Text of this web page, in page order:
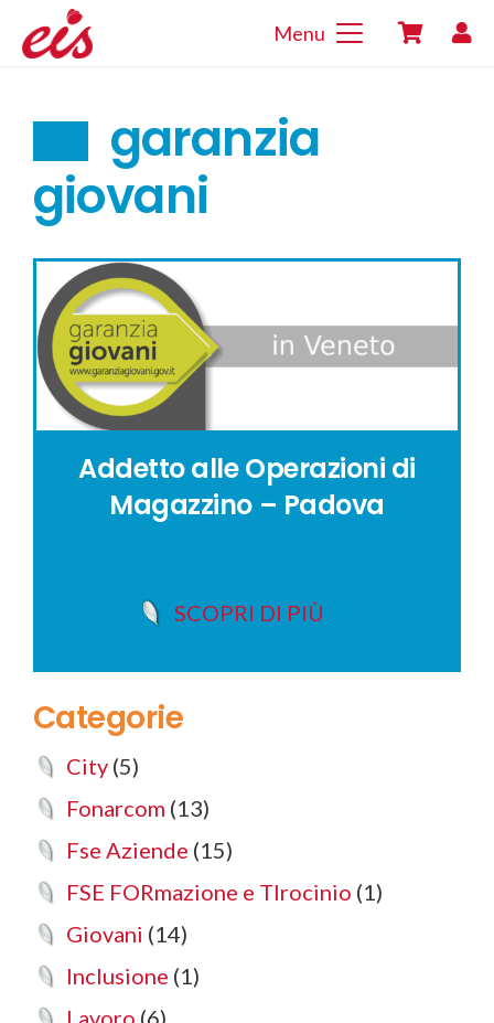
Menu
garanzia
giovani
Addetto alle Operazioni di
Magazzino – Padova
SCOPRI DI PIÙ
Categorie
City (5)
Fonarcom (13)
Fse Aziende (15)
FSE FORmazione e TIrocinio (1)
Giovani (14)
Inclusione (1)
Lavoro (6)